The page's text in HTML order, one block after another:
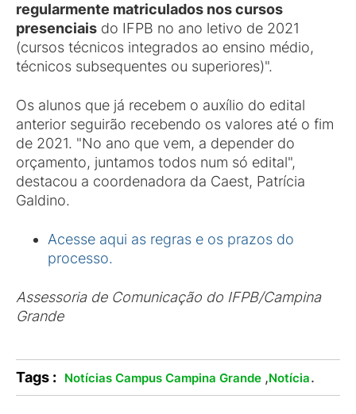
regularmente matriculados nos cursos
presenciais do IFPB no ano letivo de 2021
(cursos técnicos integrados ao ensino médio,
técnicos subsequentes ou superiores)".
Os alunos que já recebem o auxílio do edital
anterior seguirão recebendo os valores até o fim
de 2021. "No ano que vem, a depender do
orçamento, juntamos todos num só edital",
destacou a coordenadora da Caest, Patrícia
Galdino.
Acesse aqui as regras e os prazos do
processo.
Assessoria de Comunicação do IFPB/Campina
Grande
Tags : Notícias Campus Campina Grande ,Notícia.